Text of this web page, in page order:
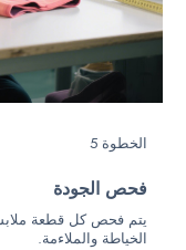
الخطوة 5
فحص الجودة
يتم فحص كل قطعة
الخياطة والملاءمة.